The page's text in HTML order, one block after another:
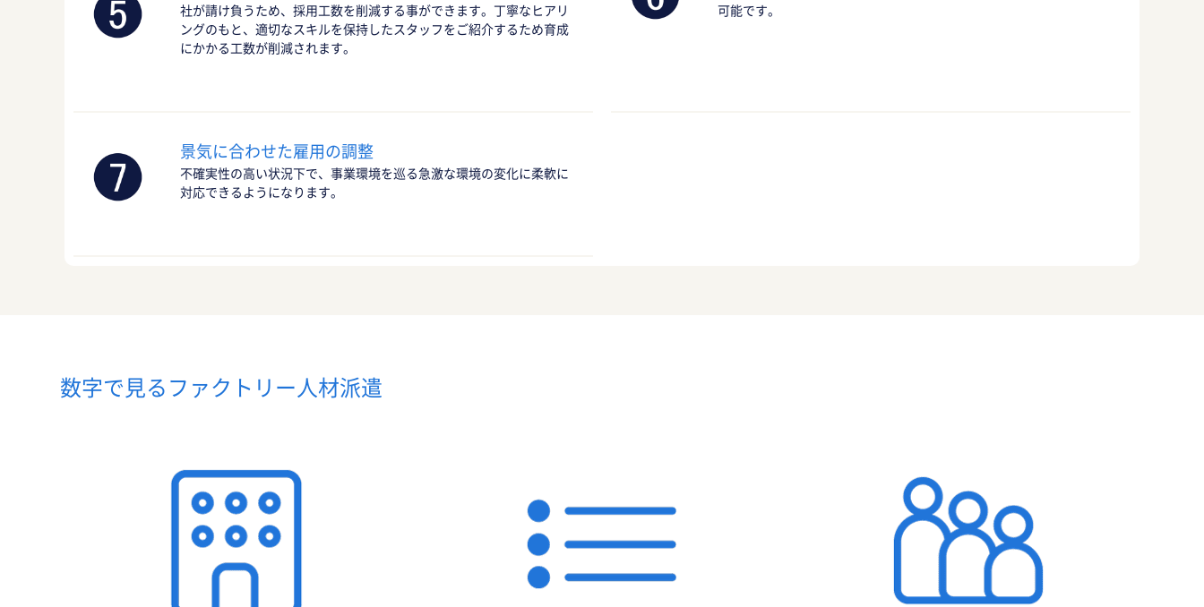
社が請け負うため、採用工数を削減する事ができます。丁寧なヒアリ
ングのもと、適切なスキルを保持したスタッフをご紹介するため育成
にかかる工数が削減されます。
可能です。
景気に合わせた雇用の調整
不確実性の高い状況下で、事業環境を巡る急激な環境の変化に柔軟に
対応できるようになります。
数字で見るファクトリー人材派遣